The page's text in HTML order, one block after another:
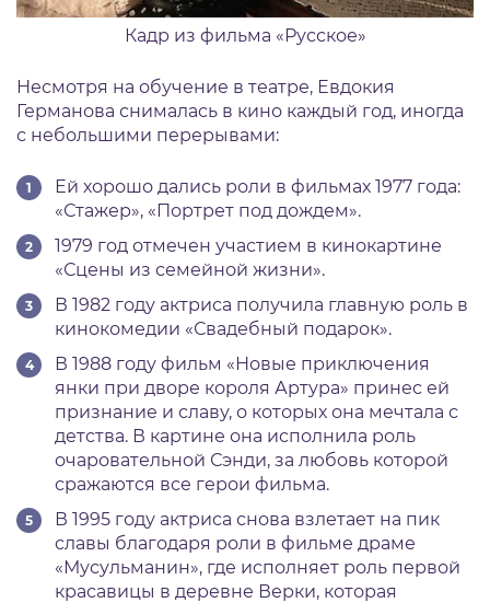
Кадр из фильма «Русское»
Несмотря на обучение в театре, Евдокия
Германова снималась в кино каждый год, иногда
с небольшими перерывами:
Ей хорошо дались роли в фильмах 1977 года:
«Стажер», «Портрет под дождем».
1979 год отмечен участием в кинокартине
«Сцены из семейной жизни».
В 1982 году актриса получила главную роль в
кинокомедии «Свадебный подарок».
В 1988 году фильм «Новые приключения
янки при дворе короля Артура» принес ей
признание и славу, о которых она мечтала с
детства. В картине она исполнила роль
очаровательной Сэнди, за любовь которой
сражаются все герои фильма.
В 1995 году актриса снова взлетает на пик
славы благодаря роли в фильме драме
«Мусульманин», где исполняет роль первой
красавицы в деревне Верки, которая